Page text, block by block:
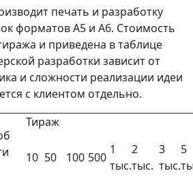
печать и разработку
форматов А5 и А6. Стоимость
и приведена в таблице
разработки зависит от
и сложности реализации идеи
с клиентом отдельно.
Тираж
10 50 100 500
1
тыс.
2
тыс.
3
тыс.
5